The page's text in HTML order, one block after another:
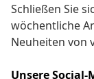
Schließen Sie
wöchentliche
Neuheiten von
Unsere